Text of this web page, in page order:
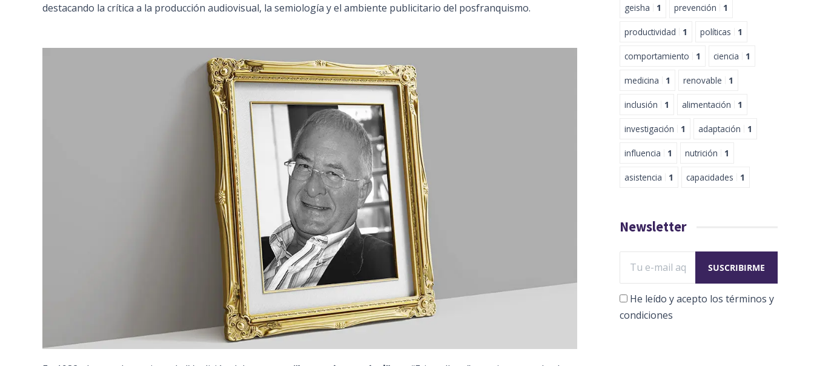
destacando la crítica a la producción audiovisual, la semiología y el ambiente publicitario del posfranquismo.
geisha 1 prevención 1
productividad 1 políticas 1
comportamiento 1 ciencia 1
medicina 1 renovable 1
inclusión 1 alimentación 1
investigación 1 adaptación 1
influencia 1 nutrición 1
asistencia 1 capacidades 1
Newsletter
He leído y acepto los términos y
condiciones